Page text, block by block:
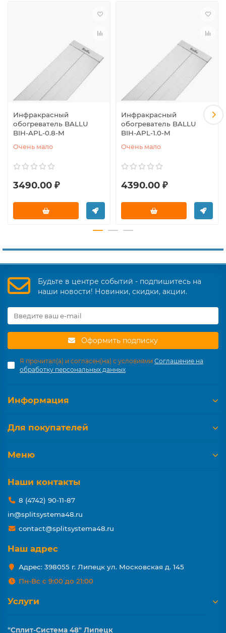
Инфракрасный
обогреватель BALLU
BIH-APL-0.8-M
Очень мало
3490.00 ₽
Инфракрасный
обогреватель BALLU
BIH-APL-1.0-M
Очень мало
4390.00 ₽
Будьте в центре событий - подпишитесь на
наши новости! Новинки, скидки, акции.
Оформить подписку
Я прочитал(а) и согласен(на) с условиями Соглашение на
обработку персональных данных
Информация
Для покупателей
Меню
Наши контакты
8 (4742) 90-11-87
in@splitsystema48.ru
contact@splitsystema48.ru
Наш адрес
Адрес: 398055 г. Липецк ул. Московская д. 145
Пн-Вс с 9:00 до 21:00
Услуги
"Сплит-Система 48" Липецк